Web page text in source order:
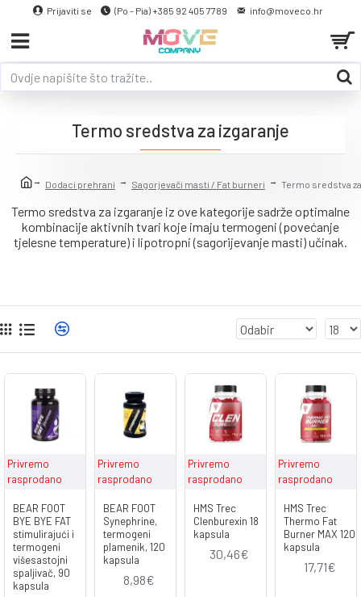
Prijaviti se (Po - Pia) +385 92 405 7789 info@moveco.hr
Dodaci prehrani Sagorjevači masti / Fat burneri Termo sredstva
Termo sredstva za izgaranje
Termo sredstva za izgaranje iz ove kategorije sadrže optimalne
kombinacije aktivnih tvari koje imaju termogeni (povećanje
tjelesne temperature) i lipotropni (sagorijevanje masti) učinak.
Privremo
rasprodano
BEAR FOOT
BYE BYE FAT
stimulirajući i
termogeni
višesastojni
spaljivač, 90
kapsula
Privremo
rasprodano
BEAR FOOT
Synephrine,
termogeni
plamenik, 120
kapsula
8,98€
Privremo
rasprodano
HMS Trec
Clenburexin 18
kapsula
30,46€
Privremo
rasprodano
HMS Trec
Thermo Fat
Burner MAX 120
kapsula
17,71€